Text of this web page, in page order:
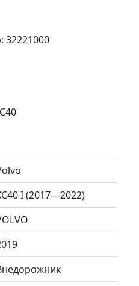
32221000
I (2017—2022)